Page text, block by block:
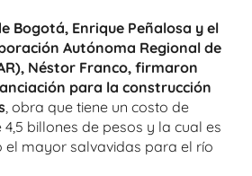
Bogotá, Enrique Peñalosa y el
Autónoma Regional de
Néstor Franco, firmaron
para la construcción
, obra que tiene un costo de
billones de pesos y la cual es
mayor salvavidas para el río